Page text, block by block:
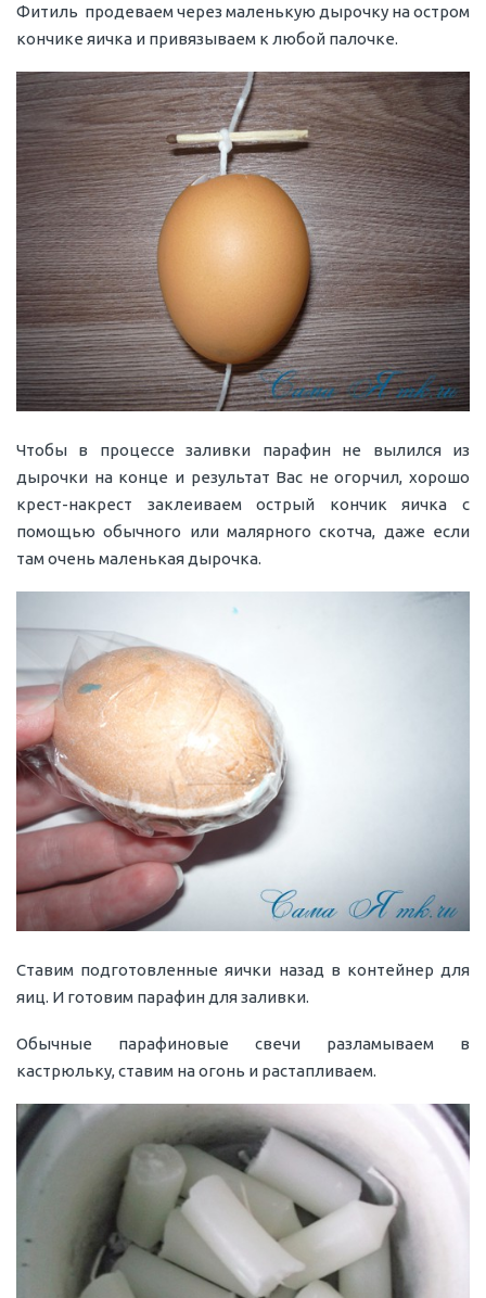
Фитиль продеваем через маленькую дырочку на остром
кончике яичка и привязываем к любой палочке.
Чтобы в процессе заливки парафин не вылился из
дырочки на конце и результат Вас не огорчил, хорошо
крест-накрест заклеиваем острый кончик яичка с
помощью обычного или малярного скотча, даже если
там очень маленькая дырочка.
Ставим подготовленные яички назад в контейнер для
яиц. И готовим парафин для заливки.
Обычные парафиновые свечи разламываем в
кастрюльку, ставим на огонь и растапливаем.